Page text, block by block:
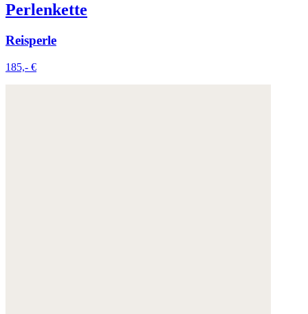
Perlenkette
Reisperle
185,- €